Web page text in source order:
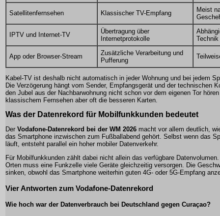
Satellitenfernsehen Klassischer TV-Empfang
Meist
IPTV und Internet-TV
Übertragung über
Internetprotokolle
Technik
App oder Browser-Stream
Zusätzliche Verarbeitung und
Pufferung
Kabel-TV ist deshalb nicht automatisch in jeder Wohnung und bei jedem
Die Verzögerung hängt vom Sender, Empfangsgerät und der technischen
den Jubel aus der Nachbarwohnung nicht schon vor dem eigenen Tor
klassischem Fernsehen aber oft die besseren Karten.
Was der Datenrekord für Mobilfunkkunden bedeutet
Der Vodafone-Datenrekord bei der WM 2026 macht vor allem deutlich,
das Smartphone inzwischen zum Fußballabend gehört. Selbst wenn das
läuft, entsteht parallel ein hoher mobiler Datenverkehr.
Für Mobilfunkkunden zählt dabei nicht allein das verfügbare
Orten muss eine Funkzelle viele Geräte gleichzeitig versorgen. Die
sinken, obwohl das Smartphone weiterhin guten 4G- oder 5G-Empfang
Vier Antworten zum Vodafone-Datenrekord
Wie hoch war der Datenverbrauch bei Deutschland gegen Curaçao?